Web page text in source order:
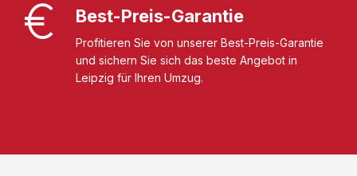
Best-Preis-Garantie
Profitieren Sie von unserer Best-Preis-Garantie
und sichern Sie sich das beste Angebot in
Leipzig für Ihren Umzug.